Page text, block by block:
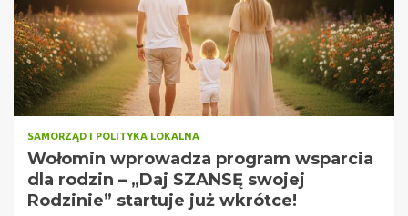
SAMORZĄD I POLITYKA LOKALNA
Wołomin wprowadza program wsparcia
dla rodzin – „Daj SZANSĘ swojej
Rodzinie” startuje już wkrótce!